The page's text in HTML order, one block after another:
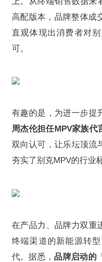
高配版本，品牌整体成
直观体现出消费者对
可。
有趣的是，为进一步提
周杰伦担任MPV家族代
双向认可，让乐坛顶流
夯实了别克MPV的行业
在产品力、品牌力双重
终端渠道的新能源转
代。据悉，品牌启动的